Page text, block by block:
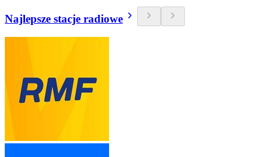
Najlepsze stacje radiowe